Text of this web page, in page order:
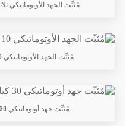
مُثبِّت الجهد الأوتوماتيكي ثلاثي الأطوار 15
مُثبِّت الجهد الأوتوماتيكي 10 كيلو فولت أمبير 3 مراحل
مُثبِّت جهد أوتوماتيكي 30 كيلو فولت أمبير 3 مراحل